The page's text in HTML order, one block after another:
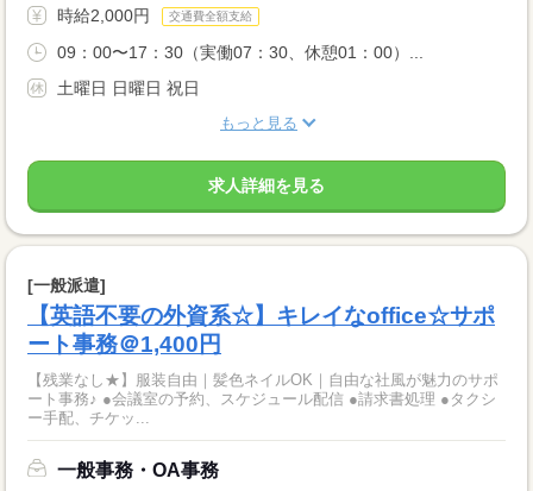
時給2,000円 交通費全額支給
09：00〜17：30（実働07：30、休憩01：00）...
土曜日 日曜日 祝日
もっと見る
求人詳細を見る
[一般派遣]
【英語不要の外資系☆】キレイなoffice☆サポ
ート事務＠1,400円
【残業なし★】服装自由｜髪色ネイルOK｜自由な社風が魅力のサポ
ート事務♪ ●会議室の予約、スケジュール配信 ●請求書処理 ●タクシ
ー手配、チケッ...
一般事務・OA事務